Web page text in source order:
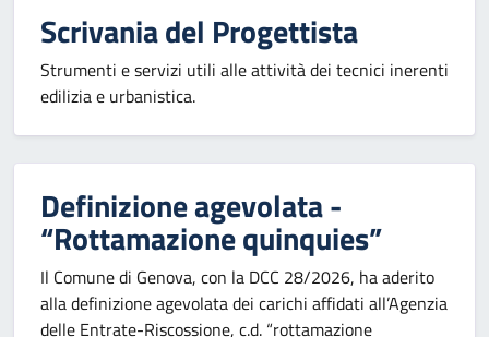
Scrivania del Progettista
Strumenti e servizi utili alle attività dei tecnici inerenti
edilizia e urbanistica.
Definizione agevolata -
“Rottamazione quinquies”
Il Comune di Genova, con la DCC 28/2026, ha aderito
alla definizione agevolata dei carichi affidati all’Agenzia
delle Entrate-Riscossione, c.d. “rottamazione